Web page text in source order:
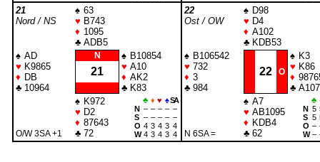
21
Nord / NS
♠ 63
♥ B743
♦ 1095
♣ ADB5
♠ AD
♥ K9865
♦ DB
♣ 10964
N
21
♠ B10854
♥ A10
♦ AK2
♣ K83
O/W 3SA+1
♠ K972
♥ D2
♦ 87643
♣ 72
♣ ♦ ♥ ♠ SA
N – – – – –
S
– – – – –
O 4 3 4 3 4
W 4 3 4 3 4
22
Ost / OW
♠ D98
♥ D4
♦ A102
♣ KDB53
♠ B106542
♥ 732
♦ 3
♣ 984
22 O
♠ K3
♥ K86
♦
♣ A107
N 6SA=
♠ A7
♥ AB1095
♦ KDB4
♣ 62
♣
N 5
S
5
O –
W –